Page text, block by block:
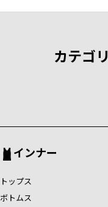
カテゴリ
インナー
トップス
ボトムス